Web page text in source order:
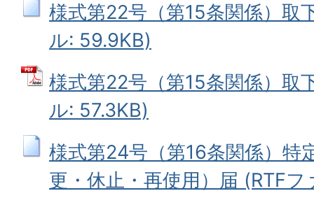
様式第22号（第15条関係）取
ル: 59.9KB)
様式第22号（第15条関係）取
ル: 57.3KB)
様式第24号（第16条関係）特
更・休止・再使用）届 (RTF